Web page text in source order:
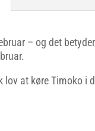
– og det
lov at køre Timoko i